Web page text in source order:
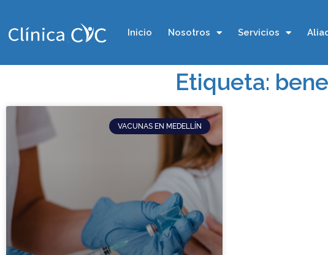
Inicio Nosotros Servicios
Etiqueta:
VACUNAS EN MEDELLÍN